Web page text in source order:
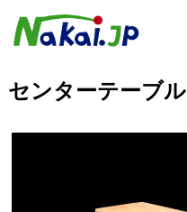
センターテーブル